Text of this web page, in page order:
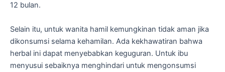
12 bulan.
Selain itu, untuk wanita hamil kemungkinan tidak aman jika
dikonsumsi selama kehamilan. Ada kekhawatiran bahwa
herbal ini dapat menyebabkan keguguran. Untuk ibu
menyusui sebaiknya menghindari untuk mengonsumsi